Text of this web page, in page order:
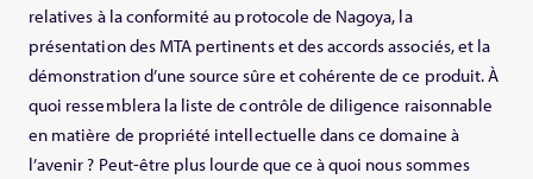
relatives à la conformité au protocole de Nagoya, la
présentation des MTA pertinents et des accords associés, et la
démonstration d’une source sûre et cohérente de ce produit. À
quoi ressemblera la liste de contrôle de diligence raisonnable
en matière de propriété intellectuelle dans ce domaine à
l’avenir ? Peut-être plus lourde que ce à quoi nous sommes